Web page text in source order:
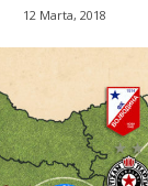
12 Marta, 2018